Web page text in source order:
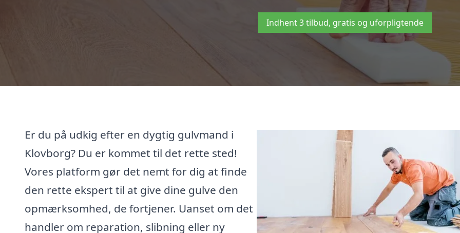
Indhent 3 tilbud, gratis og uforpligtende
Er du på udkig efter en dygtig gulvmand i
Klovborg? Du er kommet til det rette sted!
Vores platform gør det nemt for dig at finde
den rette ekspert til at give dine gulve den
opmærksomhed, de fortjener. Uanset om det
handler om reparation, slibning eller ny